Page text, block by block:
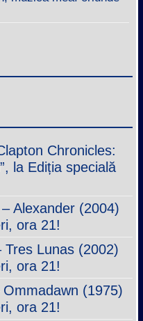
Chronicles:
la Ediția specială
Alexander (2004)
ora 21!
Tres Lunas (2002)
ora 21!
(1975)
ora 21!